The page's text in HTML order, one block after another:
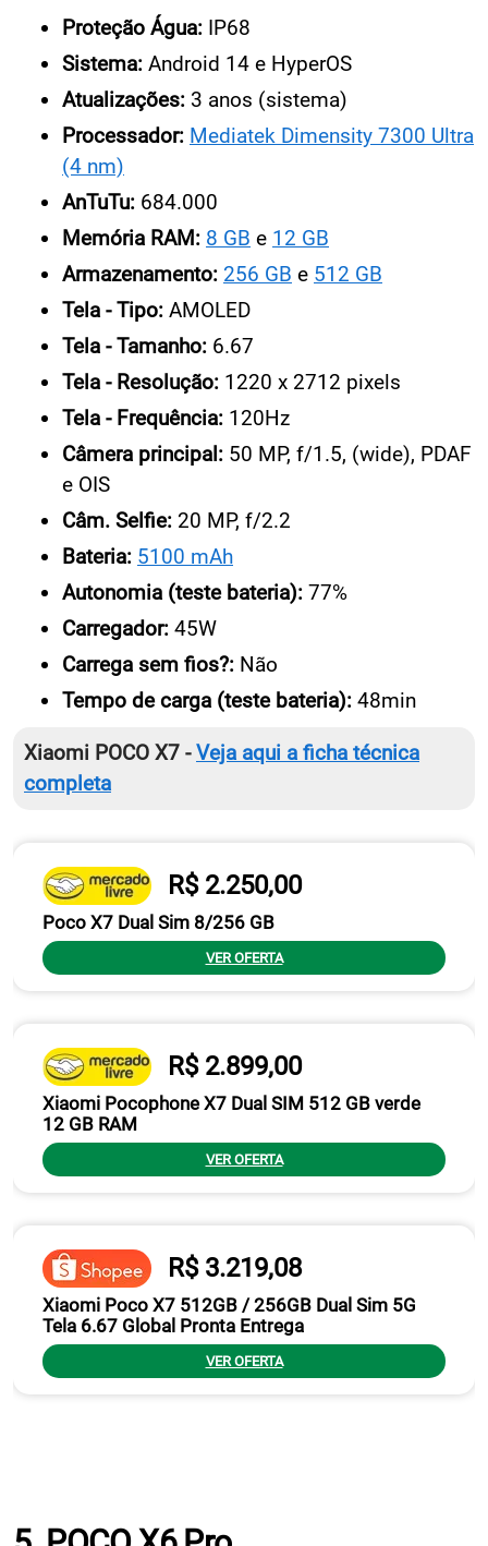
Proteção Água: IP68
Sistema: Android 14 e HyperOS
Atualizações: 3 anos (sistema)
Processador: Mediatek Dimensity 7300 Ultra
(4 nm)
AnTuTu: 684.000
Memória RAM: 8 GB e 12 GB
Armazenamento: 256 GB e 512 GB
Tela - Tipo: AMOLED
Tela - Tamanho: 6.67
Tela - Resolução: 1220 x 2712 pixels
Tela - Frequência: 120Hz
Câmera principal: 50 MP, f/1.5, (wide), PDAF
e OIS
Câm. Selfie: 20 MP, f/2.2
Bateria: 5100 mAh
Autonomia (teste bateria): 77%
Carregador: 45W
Carrega sem fios?: Não
Tempo de carga (teste bateria): 48min
Xiaomi POCO X7 -Veja aqui a ficha técnica
completa
R$ 2.250,00
Poco X7 Dual Sim 8/256 GB
VER OFERTA
R$ 2.899,00
Xiaomi Pocophone X7 Dual SIM 512 GB verde
12 GB RAM
VER OFERTA
R$ 3.219,08
Xiaomi Poco X7 512GB / 256GB Dual Sim 5G
Tela 6.67 Global Pronta Entrega
VER OFERTA